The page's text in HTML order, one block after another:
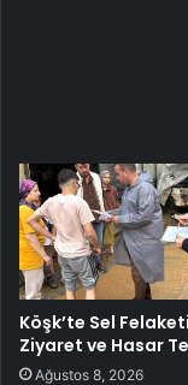
Köşk’te Sel
Ziyaret ve Hasar
Ağustos 8, 2026